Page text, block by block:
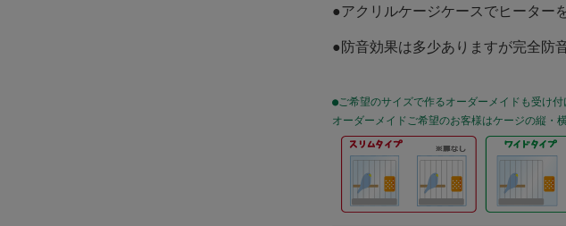
●アクリルケージケースでヒーター
●防音効果は多少ありますが完全防
●ご希望のサイズで作るオーダーメイドも受け付
オーダーメイドご希望のお客様はケージの縦・